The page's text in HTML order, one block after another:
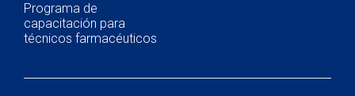
Programa de
capacitación para
técnicos farmacéuticos